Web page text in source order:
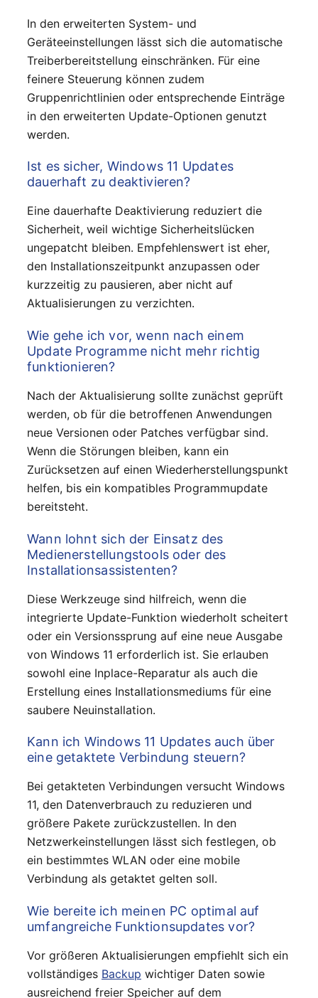
In den erweiterten System- und
Geräteeinstellungen lässt sich die automatische
Treiberbereitstellung einschränken. Für eine
feinere Steuerung können zudem
Gruppenrichtlinien oder entsprechende Einträge
in den erweiterten Update-Optionen genutzt
werden.
Ist es sicher, Windows 11 Updates
dauerhaft zu deaktivieren?
Eine dauerhafte Deaktivierung reduziert die
Sicherheit, weil wichtige Sicherheitslücken
ungepatcht bleiben. Empfehlenswert ist eher,
den Installationszeitpunkt anzupassen oder
kurzzeitig zu pausieren, aber nicht auf
Aktualisierungen zu verzichten.
Wie gehe ich vor, wenn nach einem
Update Programme nicht mehr richtig
funktionieren?
Nach der Aktualisierung sollte zunächst geprüft
werden, ob für die betroffenen Anwendungen
neue Versionen oder Patches verfügbar sind.
Wenn die Störungen bleiben, kann ein
Zurücksetzen auf einen Wiederherstellungspunkt
helfen, bis ein kompatibles Programmupdate
bereitsteht.
Wann lohnt sich der Einsatz des
Medienerstellungstools oder des
Installationsassistenten?
Diese Werkzeuge sind hilfreich, wenn die
integrierte Update-Funktion wiederholt scheitert
oder ein Versionssprung auf eine neue Ausgabe
von Windows 11 erforderlich ist. Sie erlauben
sowohl eine Inplace-Reparatur als auch die
Erstellung eines Installationsmediums für eine
saubere Neuinstallation.
Kann ich Windows 11 Updates auch über
eine getaktete Verbindung steuern?
Bei getakteten Verbindungen versucht Windows
11, den Datenverbrauch zu reduzieren und
größere Pakete zurückzustellen. In den
Netzwerkeinstellungen lässt sich festlegen, ob
ein bestimmtes WLAN oder eine mobile
Verbindung als getaktet gelten soll.
Wie bereite ich meinen PC optimal auf
umfangreiche Funktionsupdates vor?
Vor größeren Aktualisierungen empfiehlt sich ein
vollständiges Backup wichtiger Daten sowie
ausreichend freier Speicher auf dem